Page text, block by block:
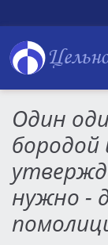
Один
бородой
нужно -